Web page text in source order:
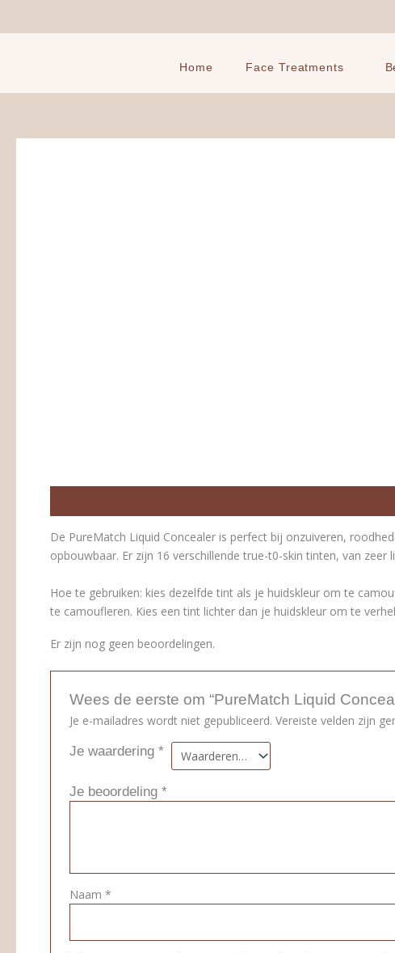
Home Face Treatments
De PureMatch Liquid Concealer is perfect bij onzuiveren,
opbouwbaar. Er zijn 16 verschillende true-t0-skin tinten, van
Hoe te gebruiken: kies dezelfde tint als je huidskleur om te
te camoufleren. Kies een tint lichter dan je huidskleur om te
Er zijn nog geen beoordelingen.
Wees de eerste om “PureMatch Liquid
Je e-mailadres wordt niet gepubliceerd. Vereiste velden zijn
Je waardering*
Je beoordeling*
Naam*